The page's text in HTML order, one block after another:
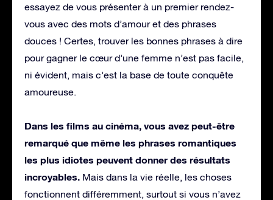
essayez de vous présenter à un premier rendez-
vous avec des mots d’amour et des phrases
douces ! Certes, trouver les bonnes phrases à dire
pour gagner le cœur d’une femme n’est pas facile,
ni évident, mais c’est la base de toute conquête
amoureuse.
Dans les films au cinéma, vous avez peut-être
remarqué que même les phrases romantiques
les plus idiotes peuvent donner des résultats
incroyables. Mais dans la vie réelle, les choses
fonctionnent différemment, surtout si vous n’avez